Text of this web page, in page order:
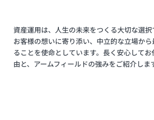
資産運用は、人生の未来をつくる大切な選択
お客様の想いに寄り添い、中立的な立場か
ることを使命としています。長く安心して
由と、アームフィールドの強みをご紹介しま